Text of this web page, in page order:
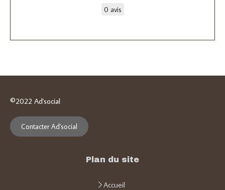
0 avis
©2022 Ad'social
Contacter Ad'social
Plan du site
Accueil